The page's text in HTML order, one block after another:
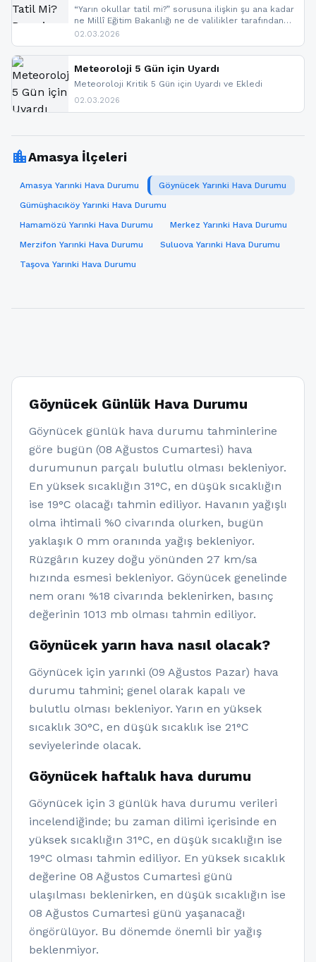
“Yarın okullar tatil mi?” sorusuna ilişkin şu ana kadar
ne Millî Eğitim Bakanlığı ne de valilikler tarafından
yapılmış resmi bir tatil açıklaması bulunmamaktadır.
paylaşacağız. En hızlı şekilde haberdar olmak için
sitemizi takip edebilir ve bildirimleri açabilirsiniz.
02.03.2026
Meteoroloji 5 Gün için Uyardı
Meteoroloji Kritik 5 Gün için Uyardı ve Ekledi
02.03.2026
location_cityAmasya İlçeleri
Amasya Yarınki Hava Durumu
Göynücek Yarınki Hava Durumu
Gümüşhacıköy Yarınki Hava Durumu
Hamamözü Yarınki Hava Durumu
Merkez Yarınki Hava Durumu
Merzifon Yarınki Hava Durumu
Suluova Yarınki Hava Durumu
Taşova Yarınki Hava Durumu
Göynücek Günlük Hava Durumu
Göynücek günlük hava durumu tahminlerine
göre bugün (08 Ağustos Cumartesi) hava
durumunun parçalı bulutlu olması bekleniyor.
En yüksek sıcaklığın 31°C, en düşük sıcaklığın
ise 19°C olacağı tahmin ediliyor. Havanın yağışlı
olma ihtimali %0 civarında olurken, bugün
yaklaşık 0 mm oranında yağış bekleniyor.
Rüzgârın kuzey doğu yönünden 27 km/sa
hızında esmesi bekleniyor. Göynücek genelinde
nem oranı %18 civarında beklenirken, basınç
değerinin 1013 mb olması tahmin ediliyor.
Göynücek yarın hava nasıl olacak?
Göynücek için yarınki (09 Ağustos Pazar) hava
durumu tahmini; genel olarak kapalı ve
bulutlu olması bekleniyor. Yarın en yüksek
sıcaklık 30°C, en düşük sıcaklık ise 21°C
seviyelerinde olacak.
Göynücek haftalık hava durumu
Göynücek için 3 günlük hava durumu verileri
incelendiğinde; bu zaman dilimi içerisinde en
yüksek sıcaklığın 31°C, en düşük sıcaklığın ise
19°C olması tahmin ediliyor. En yüksek sıcaklık
değerine 08 Ağustos Cumartesi günü
ulaşılması beklenirken, en düşük sıcaklığın ise
08 Ağustos Cumartesi günü yaşanacağı
öngörülüyor. Bu dönemde önemli bir yağış
beklenmiyor.